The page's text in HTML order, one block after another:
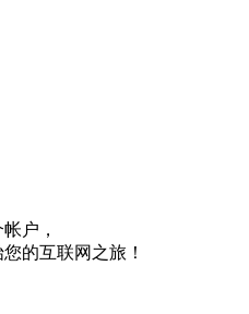
户，
的互联网之旅！